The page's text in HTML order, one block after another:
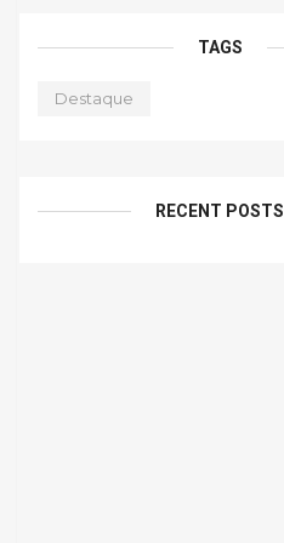
TAGS
Destaque
RECENT POSTS